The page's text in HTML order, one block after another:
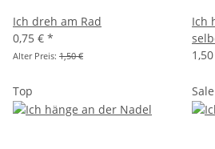
Ich dreh am Rad
0,75 € *
Alter Preis: 1,50 €
Ich
Top